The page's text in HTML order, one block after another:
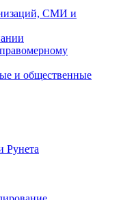
СМИ и
и общественные
Рунета